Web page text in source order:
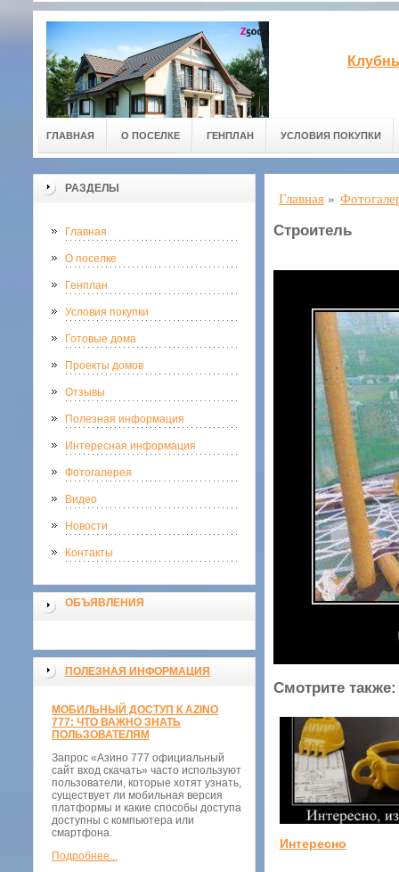
ГЛАВНАЯ О ПОСЕЛКЕ ГЕНПЛАН УСЛОВИЯ ПОКУПКИ
РАЗДЕЛЫ
Главная
О поселке
Генплан
Условия покупки
Готовые дома
Проекты домов
Отзывы
Полезная информация
Интересная информация
Фотогалерея
Видео
Новости
Контакты
ОБЪЯВЛЕНИЯ
ПОЛЕЗНАЯ ИНФОРМАЦИЯ
МОБИЛЬНЫЙ ДОСТУП К AZINO
777: ЧТО ВАЖНО ЗНАТЬ
ПОЛЬЗОВАТЕЛЯМ
Запрос «Азино 777 официальный
сайт вход скачать» часто используют
пользователи, которые хотят узнать,
существует ли мобильная версия
платформы и какие способы доступа
доступны с компьютера или
смартфона.
Подробнее...
Главная »
Строитель
Смотрите также:
Интересно